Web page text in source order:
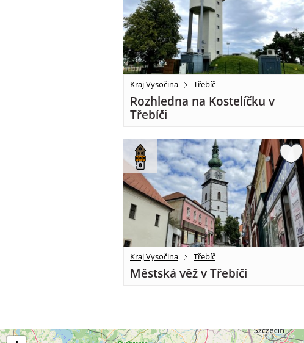
Kraj Vysočina Třebíč
Rozhledna na Kostelíčku v
Třebíči
Kraj Vysočina Třebíč
Městská věž v Třebíči